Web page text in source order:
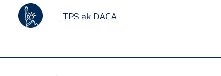
TPS ak DACA